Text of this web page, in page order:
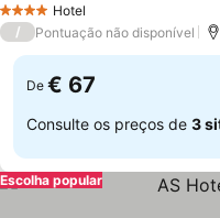
4 EstrelasHotel
/ Pontuação não disponível
De € 67
Consulte os preços de 3
Escolha popular